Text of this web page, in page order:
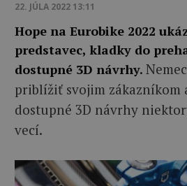
22. JÚLA 2022 13:11
Hope na Eurobike 2022
predstavec, kladky do
dostupné 3D návrhy.
priblížiť svojim zákazníkom
dostupné 3D návrhy
vecí.